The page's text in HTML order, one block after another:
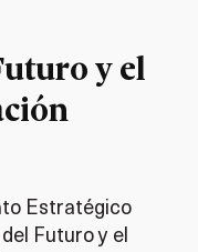
y el
Estratégico
Futuro y el